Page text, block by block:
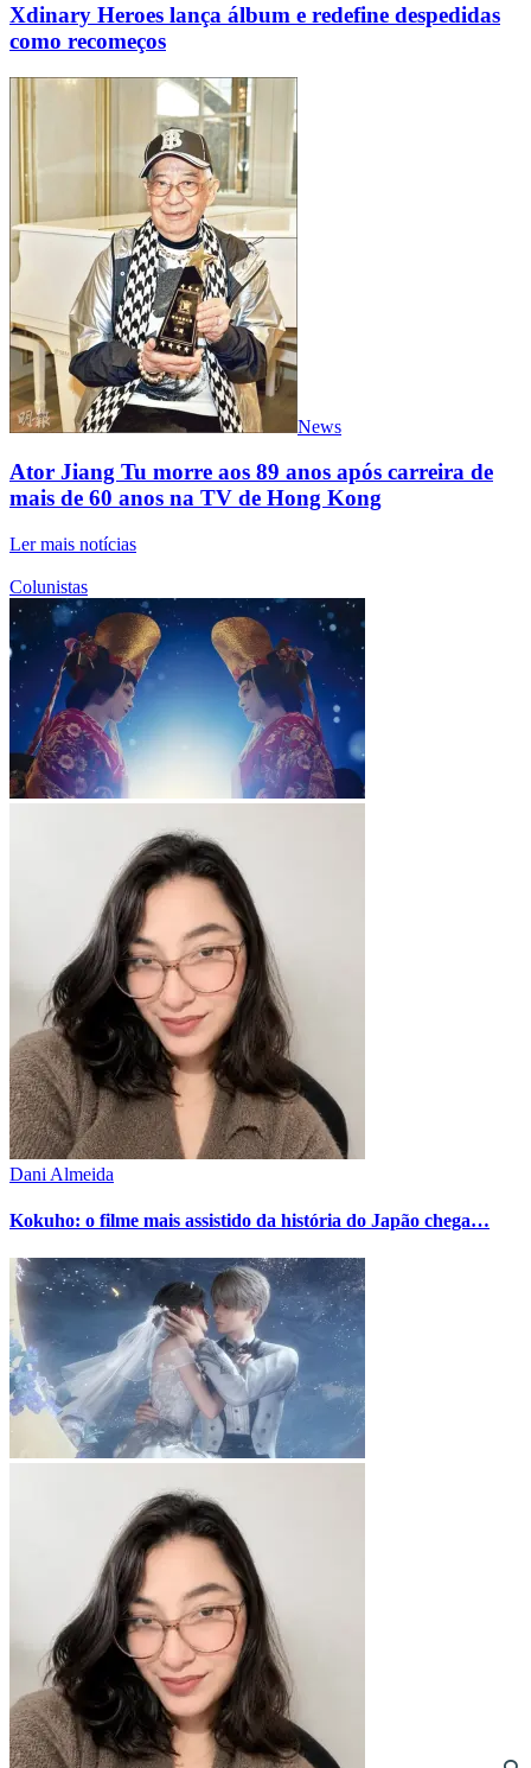
Xdinary Heroes lança álbum e redefine despedidas
como recomeços
News
Ator Jiang Tu morre aos 89 anos após carreira de
mais de 60 anos na TV de Hong Kong
Ler mais notícias
Colunistas
Dani Almeida
Kokuho: o filme mais assistido da história do Japão chega…